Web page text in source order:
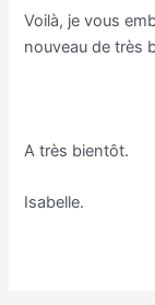
Voilà, je vous
nouveau de très
A très bientôt.
Isabelle.